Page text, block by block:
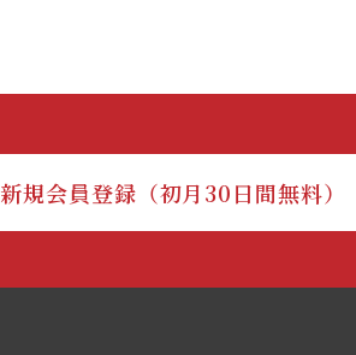
新規会員登録（初月30日間無料）